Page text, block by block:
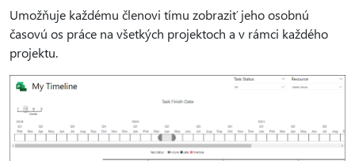
Umožňuje každému členovi tímu zobraziť jeho osobnú
časovú os práce na všetkých projektoch a v rámci každého
projektu.